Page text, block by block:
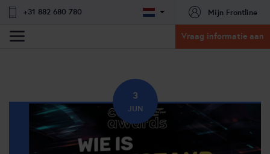
+31 882 680 780 Mijn Frontline
Vraag informatie aan
3
JUN